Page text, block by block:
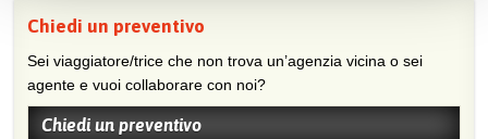
Chiedi un preventivo
Sei viaggiatore/trice che non trova un’agenzia vicina o sei
agente e vuoi collaborare con noi?
Chiedi un preventivo